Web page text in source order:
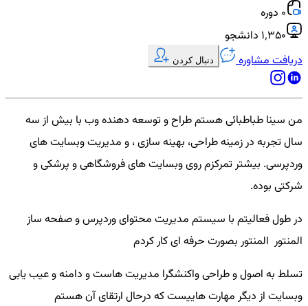
0 دوره
۱٬۳۵۰ دانشجو
دریافت مشاوره
دنبال کردن
من سینا طباطبائی هستم طراح و توسعه دهنده وب با بیش از سه
سال تجربه در زمینه طراحی، بهینه سازی ، و مدیریت وبسایت های
وردپرسی. بیشتر تمرکزم روی وبسایت های فروشگاهی و پرشکی و
شرکتی بوده.
در طول فعالیتم با سیستم مدیریت محتوای وردپرس و صفحه ساز
المنتور المنتور بصورت حرفه ای کار کردم
تسلط به اصول و طراحی واکنشگرا مدیریت هاست و دامنه و عیب یابی
وبسایت از دیگر مهارت هاییست که درحال ارتقای آن هستم